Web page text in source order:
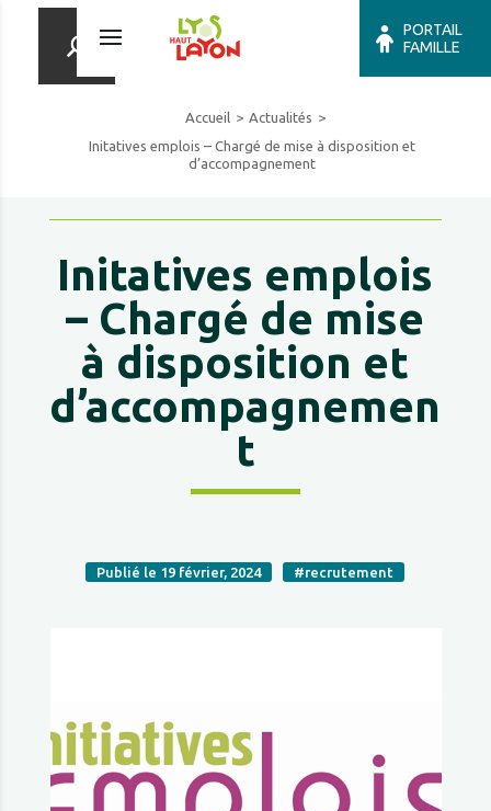
PORTAIL
FAMILLE
Accueil
Actualités
Initatives emplois – Chargé de mise à disposition et
d’accompagnement
Initatives emplois
– Chargé de mise
à disposition et
d’accompagnemen
t
Publié le 19 février, 2024 #recrutement